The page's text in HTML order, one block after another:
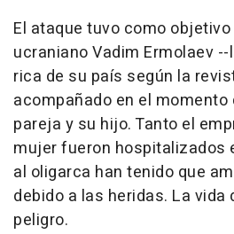
El ataque tuvo como
ucraniano Vadim Ermolaev
rica de su país según la
acompañado en el
pareja y su hijo. Tanto el
mujer fueron hospitalizados
al oligarca han tenido que
debido a las heridas. La vida
peligro.